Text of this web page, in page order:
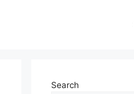
Search